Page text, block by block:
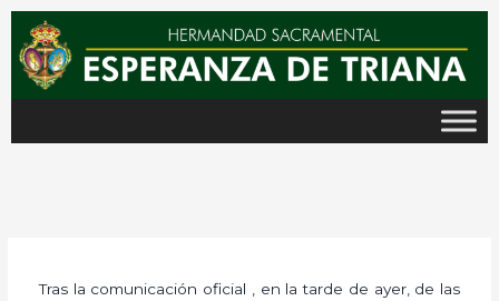
contenido
Tras la comunicación oficial , en la tarde de ayer, de las